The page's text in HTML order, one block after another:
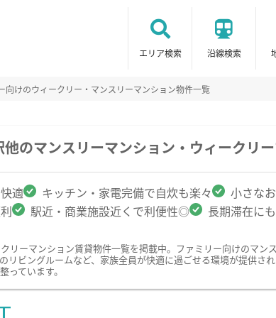
エリア検索 沿線検索
向けのウィークリー・マンスリーマンション物件一覧
のマンスリーマンション・ウィークリ
適 キッチン・家電完備で自炊も楽々
小さな
駅近・商業施設近くで利便性◎ 長期滞在に
リーマンション賃貸物件一覧を掲載中。ファミリー向けのマ
リビングルームなど、家族全員が快適に過ごせる環境が提供さ
っています。